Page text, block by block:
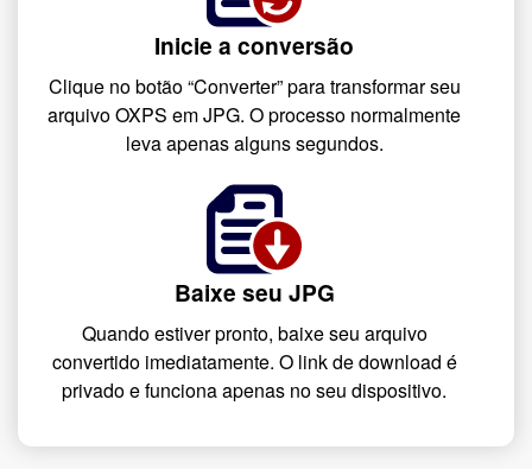
Inicie a conversão
Clique no botão “Converter” para transformar seu
arquivo OXPS em JPG. O processo normalmente
leva apenas alguns segundos.
Baixe seu JPG
Quando estiver pronto, baixe seu arquivo
convertido imediatamente. O link de download é
privado e funciona apenas no seu dispositivo.